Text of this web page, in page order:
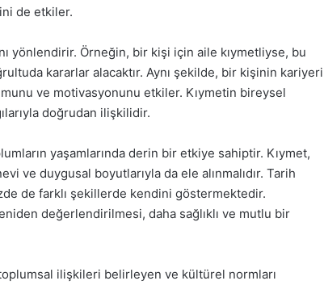
de etkiler.
yönlendirir. Örneğin, bir kişi için aile kıymetliyse, bu
kararlar alacaktır. Aynı şekilde, bir kişinin kariyeri
ve motivasyonunu etkiler. Kıymetin bireysel
doğrudan ilişkilidir.
yaşamlarında derin bir etkiye sahiptir. Kıymet,
ve duygusal boyutlarıyla da ele alınmalıdır. Tarih
de farklı şekillerde kendini göstermektedir.
değerlendirilmesi, daha sağlıklı ve mutlu bir
ilişkileri belirleyen ve kültürel normları